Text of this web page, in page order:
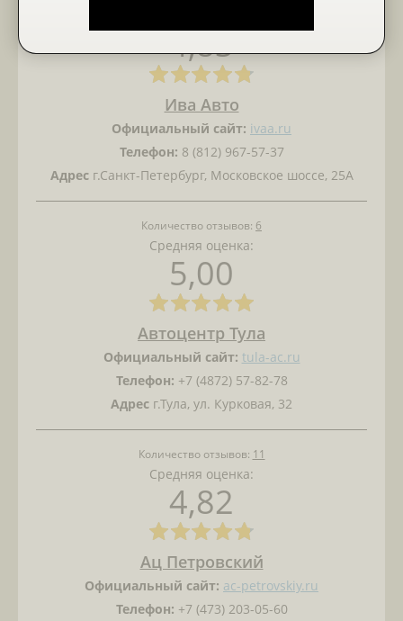
4,83
Ива Авто
Официальный сайт: ivaa.ru
Телефон: 8 (812) 967-57-37
Адресг.Санкт-Петербург, Московское шоссе, 25А
Количество отзывов: 6
Средняя оценка:
5,00
Автоцентр Тула
Официальный сайт: tula-ac.ru
Телефон: +7 (4872) 57-82-78
Адрес г.Тула, ул. Курковая, 32
Количество отзывов: 11
Средняя оценка:
4,82
Ац Петровский
Официальный сайт: ac-petrovskiy.ru
Телефон: +7 (473) 203-05-60